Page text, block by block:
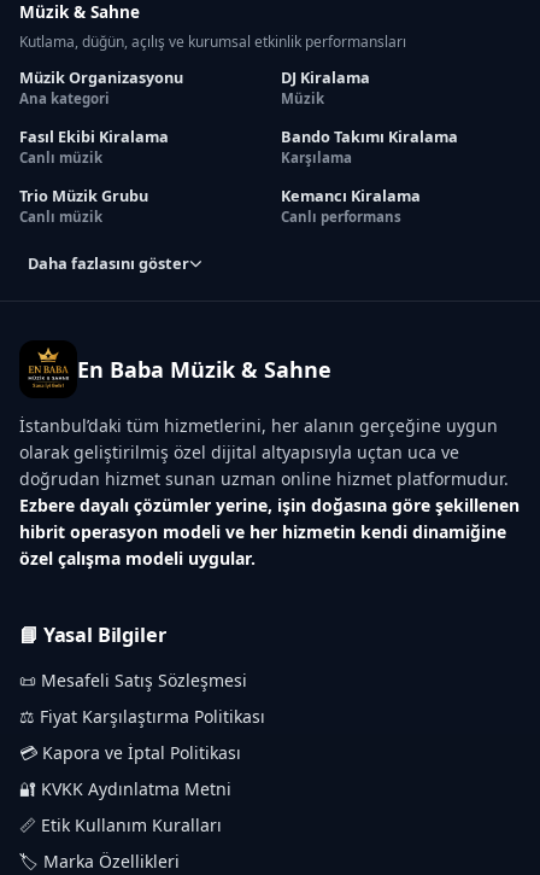
Müzik & Sahne
Kutlama, düğün, açılış ve kurumsal etkinlik performansları
Müzik Organizasyonu
Ana kategori
DJ Kiralama
Müzik
Fasıl Ekibi Kiralama
Canlı müzik
Bando Takımı Kiralama
Karşılama
Trio Müzik Grubu
Canlı müzik
Kemancı Kiralama
Canlı performans
Daha fazlasını göster
En Baba Müzik & Sahne
İstanbul’daki tüm hizmetlerini, her alanın gerçeğine uygun
olarak geliştirilmiş özel dijital altyapısıyla uçtan uca ve
doğrudan hizmet sunan uzman online hizmet platformudur.
Ezbere dayalı çözümler yerine, işin doğasına göre şekillenen
hibrit operasyon modeli ve her hizmetin kendi dinamiğine
özel çalışma modeli uygular.
📘 Yasal Bilgiler
📜 Mesafeli Satış Sözleşmesi
⚖️ Fiyat Karşılaştırma Politikası
💳 Kapora ve İptal Politikası
🔐 KVKK Aydınlatma Metni
📏 Etik Kullanım Kuralları
🏷️ Marka Özellikleri